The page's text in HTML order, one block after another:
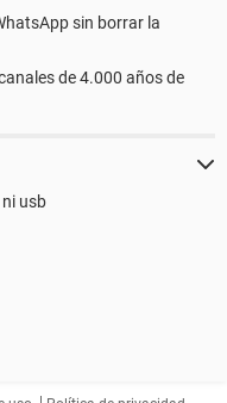
sin borrar la
de 4.000 años de
usb